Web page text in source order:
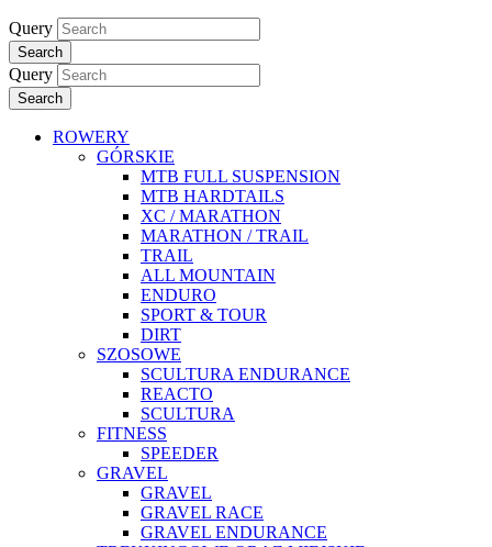
Query
Search
Query
Search
ROWERY
GÓRSKIE
MTB FULL SUSPENSION
MTB HARDTAILS
XC / MARATHON
MARATHON / TRAIL
TRAIL
ALL MOUNTAIN
ENDURO
SPORT & TOUR
DIRT
SZOSOWE
SCULTURA ENDURANCE
REACTO
SCULTURA
FITNESS
SPEEDER
GRAVEL
GRAVEL
GRAVEL RACE
GRAVEL ENDURANCE